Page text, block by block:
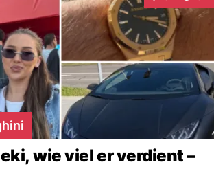
wie viel er verdient –